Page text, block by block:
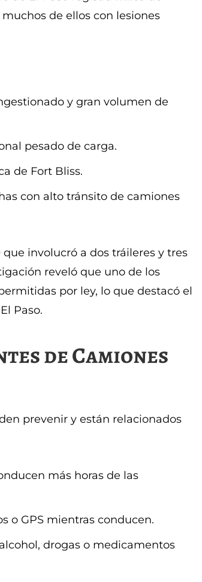
muchos de ellos con lesiones
y gran volumen de
pesado de carga.
de Fort Bliss.
con alto tránsito de camiones
involucró a dos tráileres y tres
reveló que uno de los
por ley, lo que destacó el
Paso.
de Camiones
prevenir y están relacionados
más horas de las
o GPS mientras conducen.
alcohol, drogas o medicamentos